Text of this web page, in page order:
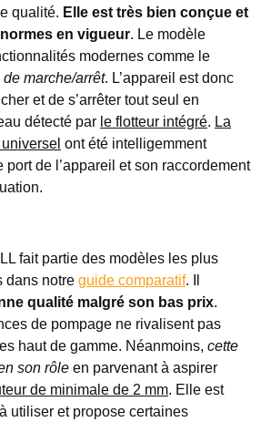
qualité. Elle est très bien conçue et
en vigueur. Le modèle
modernes comme le
marche/arrêt. L’appareil est donc
et de s’arrêter tout seul en
détecté par le flotteur intégré. La
ont été intelligemment
de l’appareil et son raccordement
fait partie des modèles les plus
dans notre guide comparatif. Il
qualité malgré son bas prix.
de pompage ne rivalisent pas
haut de gamme. Néanmoins, cette
son rôle en parvenant à aspirer
de minimale de 2 mm. Elle est
utiliser et propose certaines